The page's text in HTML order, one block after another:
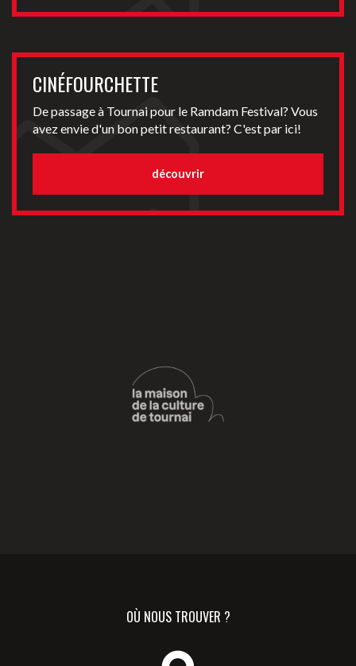
CINÉFOURCHETTE
De passage à Tournai pour le Ramdam Festival? Vous
avez envie d'un bon petit restaurant? C'est par ici!
découvrir
OÙ NOUS TROUVER ?